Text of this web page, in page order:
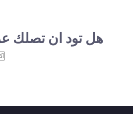
هل تود ان تصلك